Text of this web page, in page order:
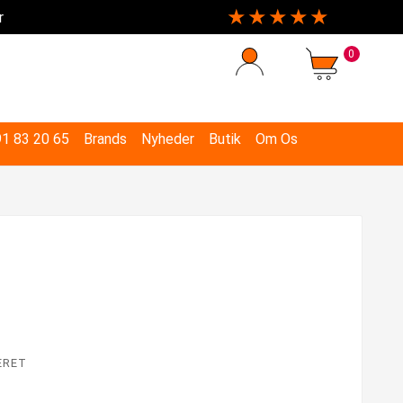
★★★★★
0
83 20 65 Brands Nyheder Butik Om Os